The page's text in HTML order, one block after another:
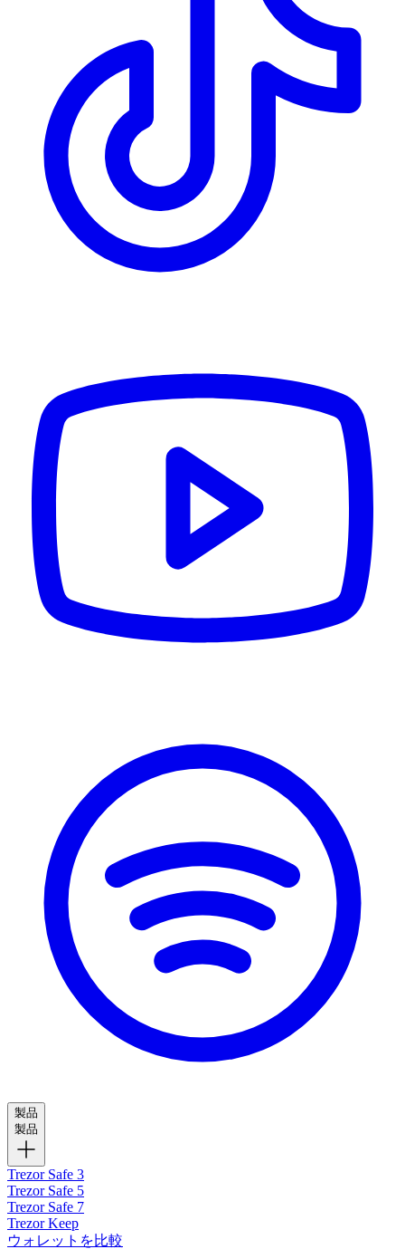
製品
製品
Trezor Safe 3
Trezor Safe 5
Trezor Safe 7
Trezor Keep
ウォレットを比較